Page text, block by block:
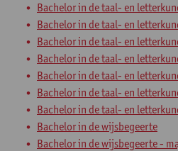
Bachelor in de taal- en
Bachelor in de taal- en
Bachelor in de taal- en
Bachelor in de taal- en
Bachelor in de taal- en
Bachelor in de taal- en
Bachelor in de taal- en
Bachelor in de wijsbegeerte
Bachelor in de wijsbegeerte -